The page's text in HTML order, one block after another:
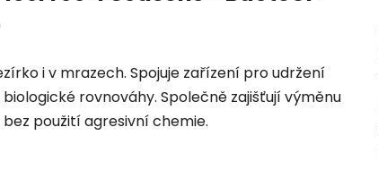
i v mrazech. Spojuje zařízení pro udržení
rovnováhy. Společně zajišťují výměnu
použití agresivní chemie.